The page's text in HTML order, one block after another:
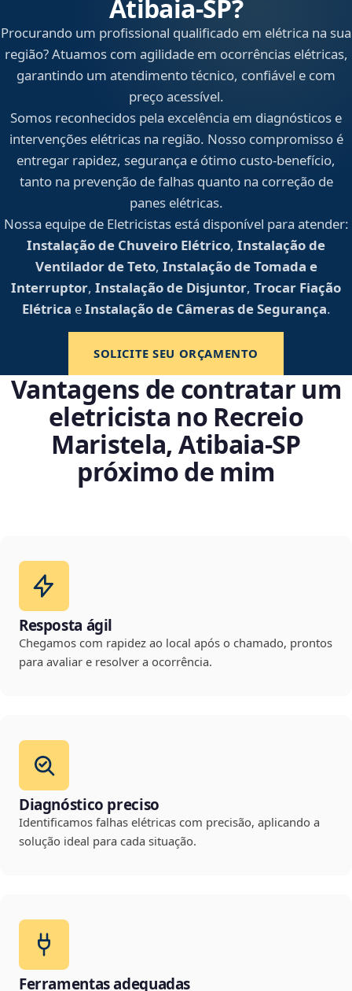
Atibaia‑SP?
Procurando um profissional qualificado em elétrica na sua
região? Atuamos com agilidade em ocorrências elétricas,
garantindo um atendimento técnico, confiável e com
preço acessível.
Somos reconhecidos pela excelência em diagnósticos e
intervenções elétricas na região. Nosso compromisso é
entregar rapidez, segurança e ótimo custo-benefício,
tanto na prevenção de falhas quanto na correção de
panes elétricas.
Nossa equipe de Eletricistas está disponível para atender:
Instalação de Chuveiro Elétrico, Instalação de
Ventilador de Teto, Instalação de Tomada e
Interruptor, Instalação de Disjuntor, Trocar Fiação
Elétrica eInstalação de Câmeras de Segurança.
SOLICITE SEU ORÇAMENTO
Vantagens de contratar um
eletricista no Recreio
Maristela, Atibaia‑SP
próximo de mim
Resposta ágil
Chegamos com rapidez ao local após o chamado, prontos
para avaliar e resolver a ocorrência.
Diagnóstico preciso
Identificamos falhas elétricas com precisão, aplicando a
solução ideal para cada situação.
Ferramentas adequadas